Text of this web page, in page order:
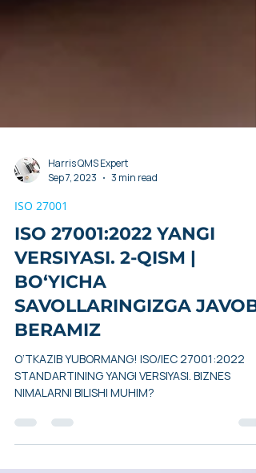
Harris QMS Expert
Sep 7, 2023
3 min read
ISO 27001
ISO 27001:2022 YANGI
VERSIYASI. 2-QISM |
SAVOLLARINGIZGA JAVOB
BERAMIZ
O‘TKAZIB YUBORMANG! ISO/IEC 27001:2022